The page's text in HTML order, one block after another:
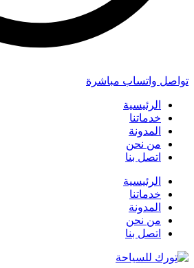
تواصل واتساب مباشرة
الرئيسية
خدماتنا
المدونة
من نحن
اتصل بنا
الرئيسية
خدماتنا
المدونة
من نحن
اتصل بنا